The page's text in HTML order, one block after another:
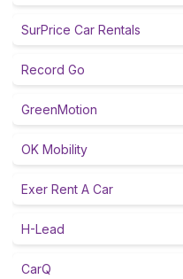
SurPrice Car Rentals
Record Go
GreenMotion
OK Mobility
Exer Rent A Car
H-Lead
CarQ